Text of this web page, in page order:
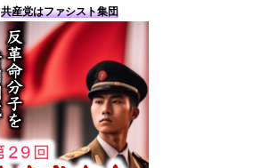
共産党はファシスト集団